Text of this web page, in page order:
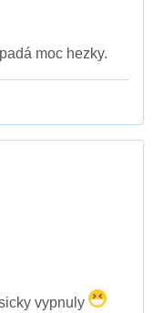
moc hezky.
vypnuly